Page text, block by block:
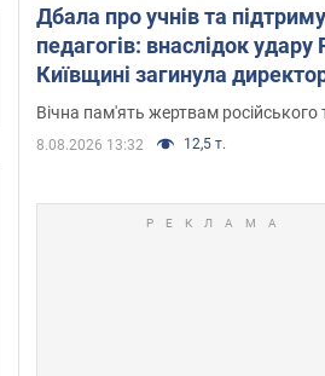
Дбала про учнів та
педагогів: внаслідок
Київщині загинула
київського ліцею, її чоловік
Вічна пам'ять жертвам російського
8.08.2026 13:32 12,5 т.